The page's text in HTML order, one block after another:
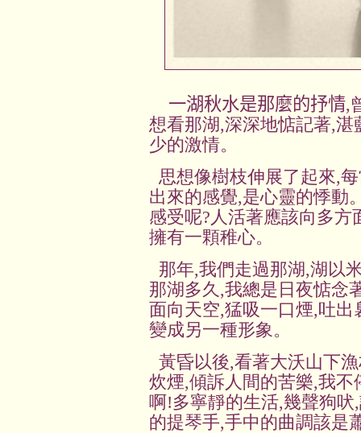
一湖秋水是那麼的抒情,
想看那湖,深深地惦記著,
少的激情。
思想像樹枝伸展了起來,
出來的感覺,是心靈的悸動
感受呢?人活著應該向多
擁有一顆稚心。
那年,我們走過那湖,湖以
那湖多久,我總是日夜惦念
面向天空,猛吸一口煙,吐
變成另一種形象。
黃昏以後,看著大沃山下
炊煙,傾訴人間的苦樂,我
啊!多寧靜的生活,幾聲狗
的提琴手,手中的曲調該是